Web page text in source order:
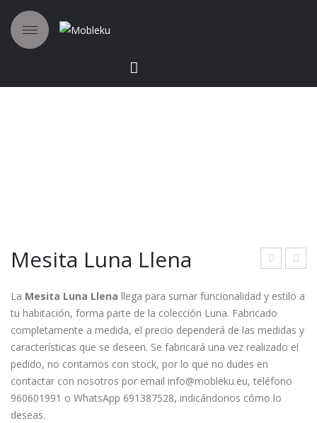
era
dia
dor
ia
ola
e
Mesita Luna Llena
La Mesita Luna Llena llega para sumar funcionalidad y estilo a
tu habitación, forma parte de la colección Luna. Fabricado
completamente a medida, el precio dependerá de las medidas y
características que se deseen. Se fabricará una vez realizado el
pedido, no contamos con stock, por lo que no dudes en
contactar con nosotros por email info@mobleku.eu, teléfono
960601991 o WhatsApp 691387528, indicándonos cómo lo
deseas.